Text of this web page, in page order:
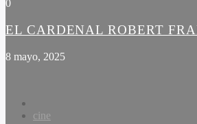
0
EL CARDENAL ROBERT
8 mayo, 2025
cine